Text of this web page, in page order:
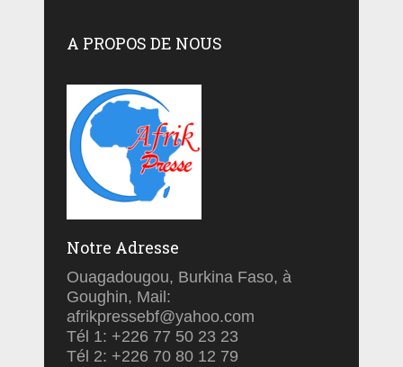
A PROPOS DE NOUS
Notre Adresse
Ouagadougou, Burkina Faso, à
Goughin, Mail:
afrikpressebf@yahoo.com
Tél 1: +226 77 50 23 23
Tél 2: +226 70 80 12 79